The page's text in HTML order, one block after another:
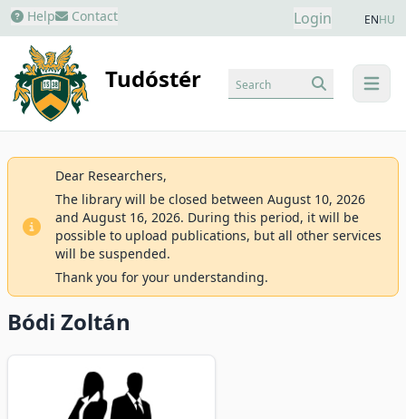
Help Contact Login ENHU
Tudóstér menu
Search
Dear Researchers,
The library will be closed between August 10, 2026
and August 16, 2026. During this period, it will be
possible to upload publications, but all other services
will be suspended.
Thank you for your understanding.
Bódi Zoltán